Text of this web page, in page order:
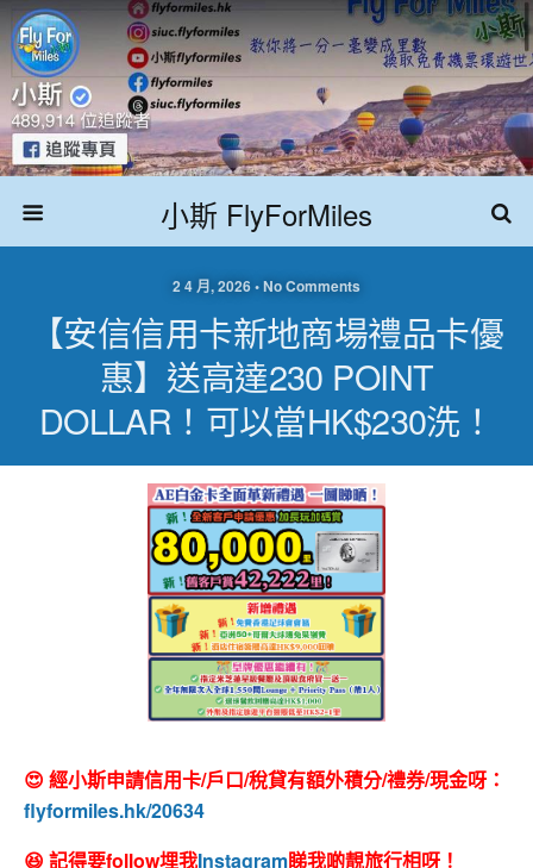
小斯 FlyForMiles
2 4 月, 2026 • No Comments
【安信信用卡新地商場禮品卡優
惠】送高達230 POINT
DOLLAR！可以當HK$230洗！
😍 經小斯申請信用卡/戶口/稅貸有額外積分/禮券/現金呀：
flyformiles.hk/20634
😆 記得要follow埋我Instagram睇我啲靚旅行相呀！